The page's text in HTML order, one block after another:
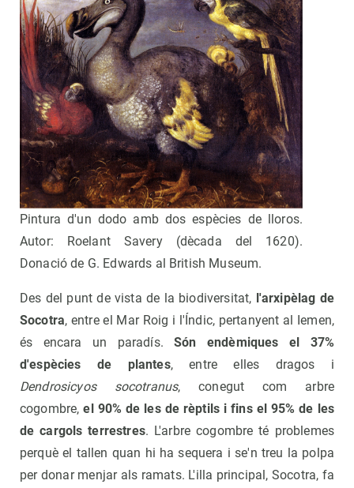
Pintura d'un dodo amb dos espècies de lloros.
Autor: Roelant Savery (dècada del 1620).
Donació de G. Edwards al British Museum.
Des del punt de vista de la biodiversitat, l'arxipèlag de
Socotra, entre el Mar Roig i l'Índic, pertanyent al Iemen,
és encara un paradís.Són endèmiques el 37%
d'espècies de plantes, entre elles dragos i
Dendrosicyos socotranus, conegut com arbre
cogombre,el 90% de les de rèptils i fins el 95% de les
de cargols terrestres. L'arbre cogombre té problemes
perquè el tallen quan hi ha sequera i se'n treu la polpa
per donar menjar als ramats. L'illa principal, Socotra, fa